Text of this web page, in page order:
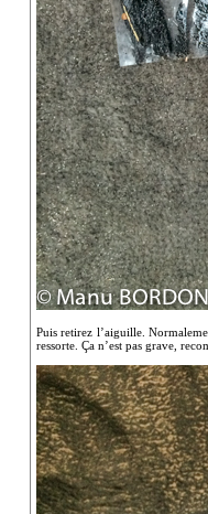
Puis retirez l’aiguille.
ressorte. Ça n’est pas grave,